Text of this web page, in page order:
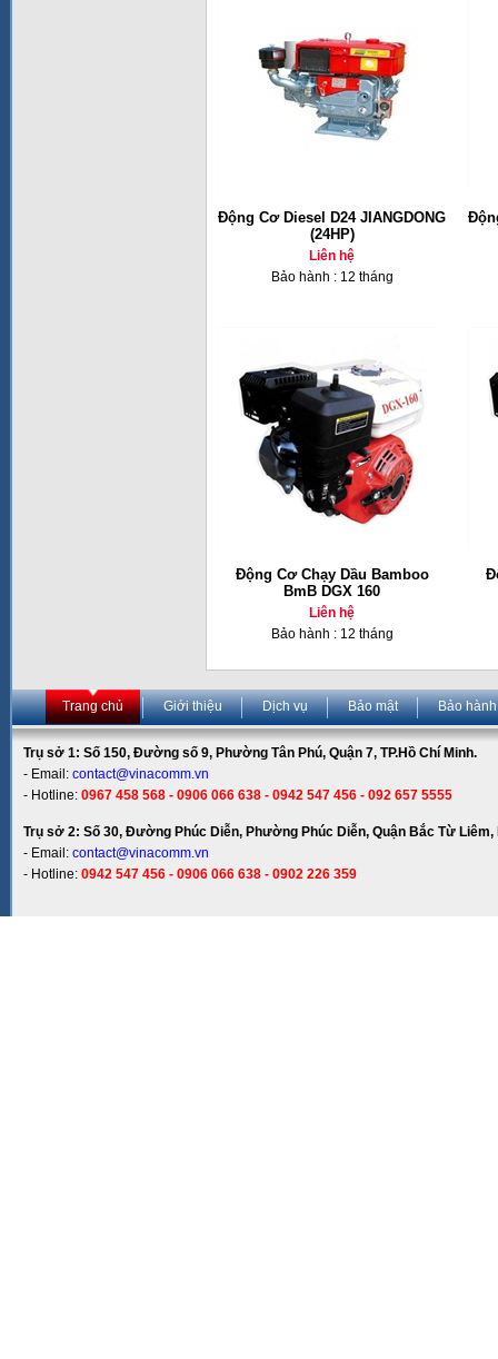
Động Cơ Diesel D24 JIANGDONG
(24HP)
Liên hệ
Bảo hành : 12 tháng
Động Cơ Chạy Dầu Bamboo
BmB DGX 160
Liên hệ
Bảo hành : 12 tháng
Trang chủ Giới thiệu Dịch vụ Bảo mật Bảo hành
Trụ sở 1: Số 150, Đường số 9, Phường Tân Phú, Quận 7, TP.Hồ Chí Minh.
- Email: contact@vinacomm.vn
- Hotline: 0967 458 568 - 0906 066 638 - 0942 547 456 - 092 657 5555
Trụ sở 2: Số 30, Đường Phúc Diễn, Phường Phúc Diễn, Quận Bắc Từ Liêm,
- Email: contact@vinacomm.vn
- Hotline: 0942 547 456 - 0906 066 638 - 0902 226 359